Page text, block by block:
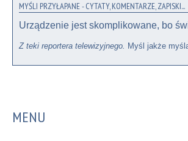
MYŚLI PRZYŁAPANE - CYTATY, KOMENTARZE, ZAPISKI...
Urządzenie jest skomplikowane, bo
Z teki reportera telewizyjnego. Myśl jakże
MENU